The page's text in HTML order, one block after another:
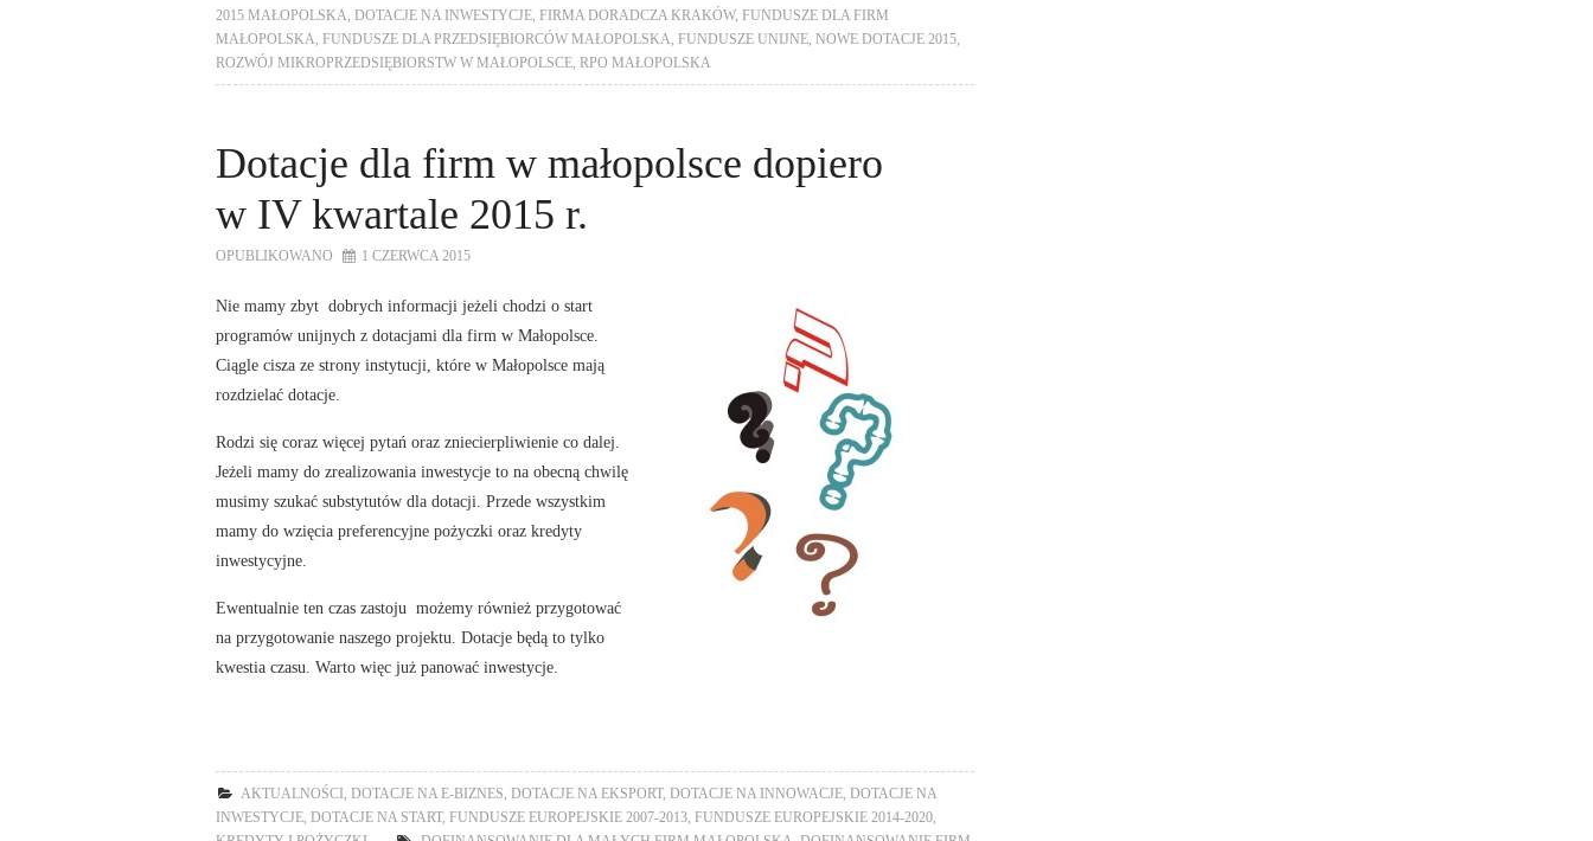
2015 MAŁOPOLSKA DOTACJE NA INWESTYCJE FIRMA DORADCZA KRAKÓW, FUNDUSZE DLA FIRM
MAŁOPOLSKA FUNDUSZE DLA PRZEDSIĘBIORCÓW MAŁOPOLSKA FUNDUSZE UNIJNE NOWE DOTACJE 2015
ROZWÓJ MIKROPRZEDSIĘBIORSTW W MAŁOPOLSCE RPO MAŁOPOLSKA
Dotacje dla firm w małopolsce dopiero
w IV kwartale 2015 r.
OPUBLIKOWANO 1 CZERWCA 2015
Nie mamy zbyt dobrych informacji jeżeli chodzi o start
programów unijnych z dotacjami dla firm w Małopolsce.
Ciągle cisza ze strony instytucji, które w Małopolsce mają
rozdzielać dotacje.
Rodzi się coraz więcej pytań oraz zniecierpliwienie co dalej.
Jeżeli mamy do zrealizowania inwestycje to na obecną chwilę
musimy szukać substytutów dla dotacji. Przede wszystkim
mamy do wzięcia preferencyjne pożyczki oraz kredyty
inwestycyjne.
Ewentualnie ten czas zastoju możemy również przygotować
na przygotowanie naszego projektu. Dotacje będą to tylko
kwestia czasu. Warto więc już panować inwestycje.
AKTUALNOŚCI DOTACJE NA E-BIZNES DOTACJE NA EKSPORT, DOTACJE NA INNOWACJE, DOTACJE NA
INWESTYCJE DOTACJE NA START, FUNDUSZE EUROPEJSKIE 2007-2013 FUNDUSZE EUROPEJSKIE 2014-2020